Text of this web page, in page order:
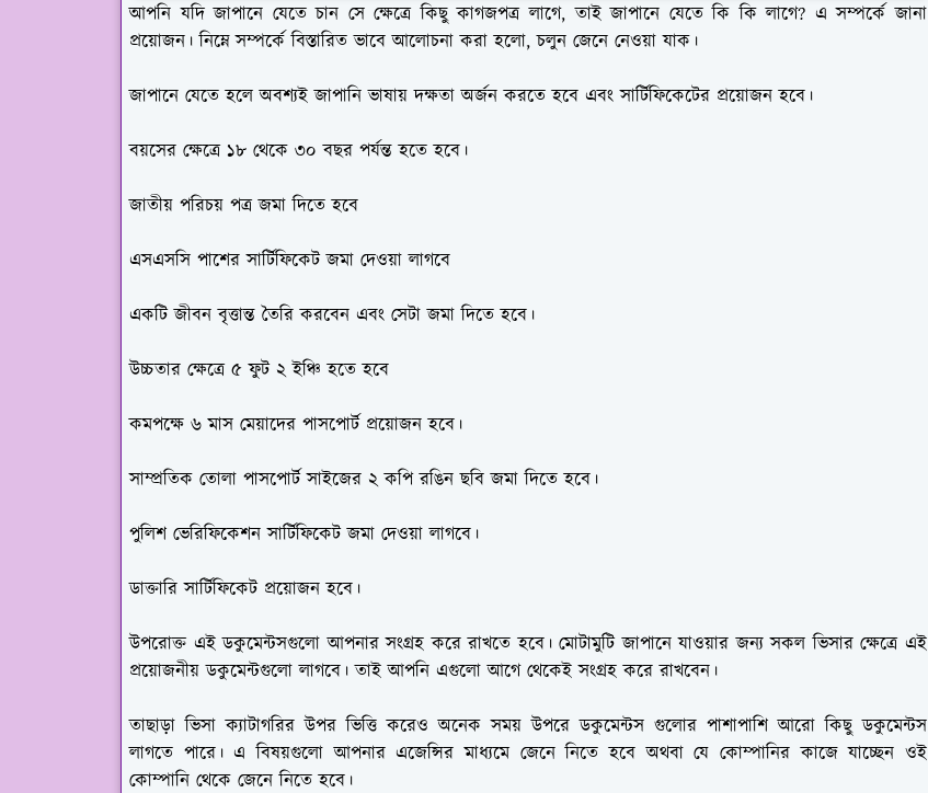
আপনি যদি জাপানে যেতে চান সে ক্ষেত্রে কিছু কাগজপত্র লাগে, তাই জাপানে যেতে কি কি লাগে? এ সম্পর্কে জানা
প্রয়োজন। নিম্নে সম্পর্কে বিস্তারিত ভাবে আলোচনা করা হলো, চলুন জেনে নেওয়া যাক।
জাপানে যেতে হলে অবশ্যই জাপানি ভাষায় দক্ষতা অর্জন করতে হবে এবং সার্টিফিকেটের প্রয়োজন হবে।
বয়সের ক্ষেত্রে ১৮ থেকে ৩০ বছর পর্যন্ত হতে হবে।
জাতীয় পরিচয় পত্র জমা দিতে হবে
এসএসসি পাশের সার্টিফিকেট জমা দেওয়া লাগবে
একটি জীবন বৃত্তান্ত তৈরি করবেন এবং সেটা জমা দিতে হবে।
উচ্চতার ক্ষেত্রে ৫ ফুট ২ ইঞ্চি হতে হবে
কমপক্ষে ৬ মাস মেয়াদের পাসপোর্ট প্রয়োজন হবে।
সাম্প্রতিক তোলা পাসপোর্ট সাইজের ২ কপি রঙিন ছবি জমা দিতে হবে।
পুলিশ ভেরিফিকেশন সার্টিফিকেট জমা দেওয়া লাগবে।
ডাক্তারি সার্টিফিকেট প্রয়োজন হবে।
উপরোক্ত এই ডকুমেন্টসগুলো আপনার সংগ্রহ করে রাখতে হবে। মোটামুটি জাপানে যাওয়ার জন্য সকল ভিসার ক্ষেত্রে এই
প্রয়োজনীয় ডকুমেন্টগুলো লাগবে। তাই আপনি এগুলো আগে থেকেই সংগ্রহ করে রাখবেন।
তাছাড়া ভিসা ক্যাটাগরির উপর ভিত্তি করেও অনেক সময় উপরে ডকুমেন্টস গুলোর পাশাপাশি আরো কিছু ডকুমেন্টস
লাগতে পারে। এ বিষয়গুলো আপনার এজেন্সির মাধ্যমে জেনে নিতে হবে অথবা যে কোম্পানির কাজে যাচ্ছেন ওই
কোম্পানি থেকে জেনে নিতে হবে।